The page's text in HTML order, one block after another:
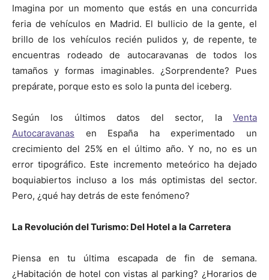
Imagina por un momento que estás en una concurrida
feria de vehículos en Madrid. El bullicio de la gente, el
brillo de los vehículos recién pulidos y, de repente, te
encuentras rodeado de autocaravanas de todos los
tamaños y formas imaginables. ¿Sorprendente? Pues
prepárate, porque esto es solo la punta del iceberg.
Según los últimos datos del sector, la Venta
Autocaravanas en España ha experimentado un
crecimiento del 25% en el último año. Y no, no es un
error tipográfico. Este incremento meteórico ha dejado
boquiabiertos incluso a los más optimistas del sector.
Pero, ¿qué hay detrás de este fenómeno?
La Revolución del Turismo: Del Hotel a la Carretera
Piensa en tu última escapada de fin de semana.
¿Habitación de hotel con vistas al parking? ¿Horarios de